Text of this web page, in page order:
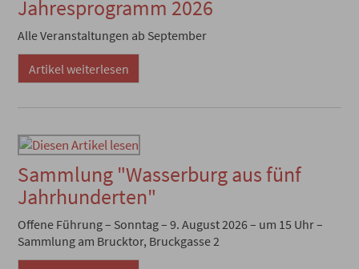
Jahresprogramm 2026
Alle Veranstaltungen ab September
Artikel weiterlesen
Sammlung "Wasserburg aus fünf
Jahrhunderten"
Offene Führung – Sonntag – 9. August 2026 – um 15 Uhr –
Sammlung am Brucktor, Bruckgasse 2